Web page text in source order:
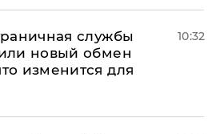
службы
новый обмен
изменится для
10:32